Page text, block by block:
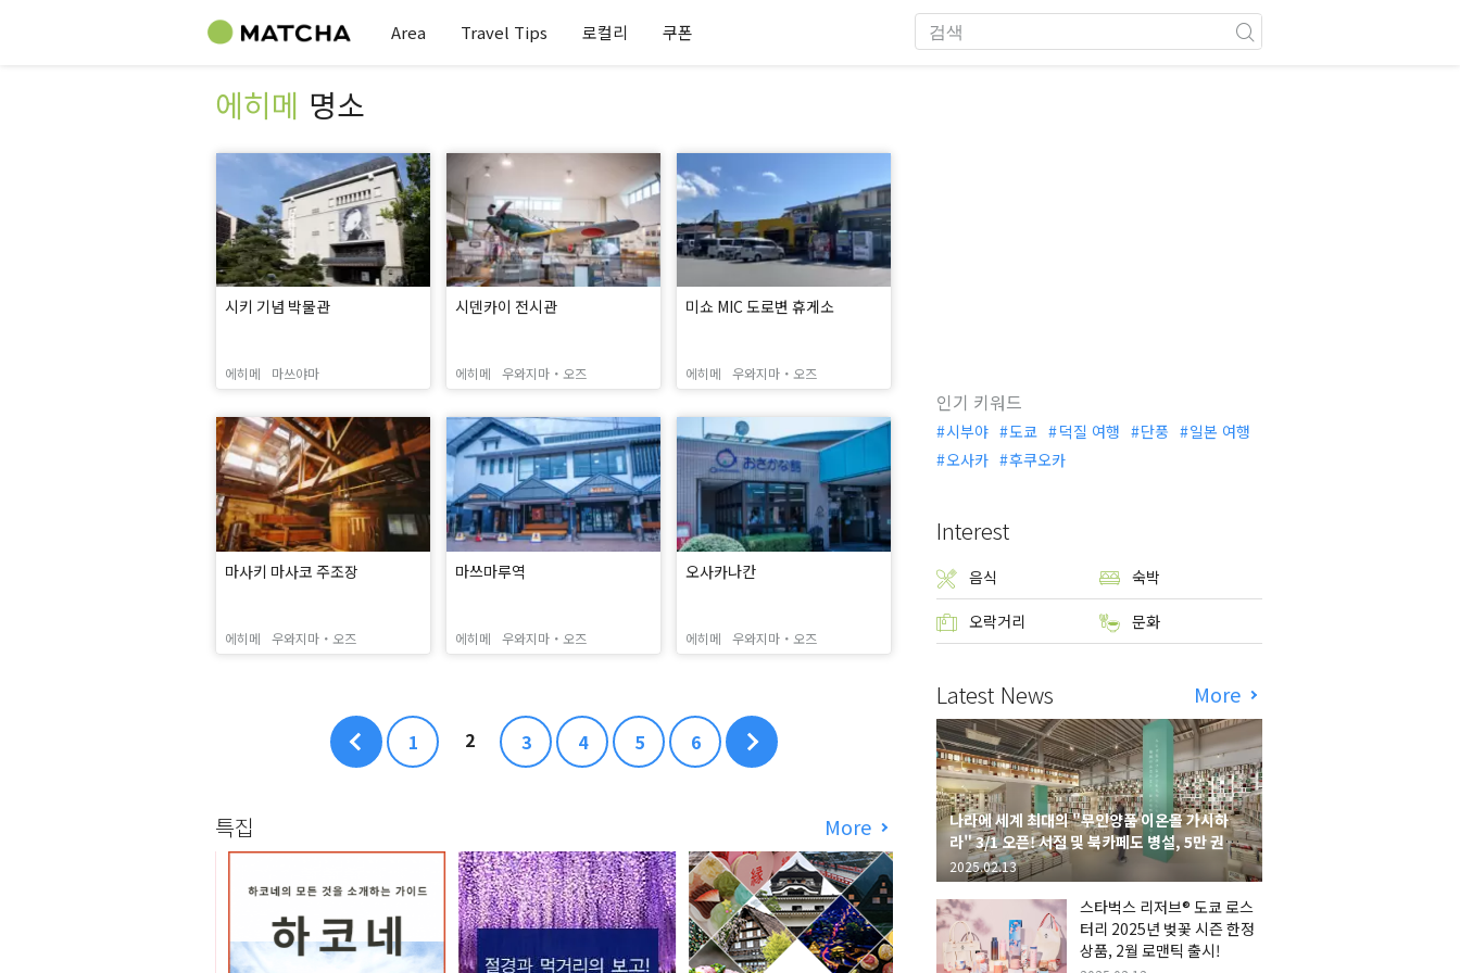
Area Travel Tips 로컬리 쿠폰
에히메 명소
시키 기념 박물관
에히메 마쓰야마
시덴카이 전시관
에히메 우와지마・오즈
미쇼 MIC 도로변 휴게소
에히메 우와지마・오즈
마사키 마사코 주조장
에히메 우와지마・오즈
마쓰마루역
에히메 우와지마・오즈
오사카나칸
에히메 우와지마・오즈
1 2 3 4 5 6
특집 More
인기 키워드
시부야 도쿄 덕질 여행 단풍
일본 여행
오사카
후쿠오카
Interest
음식 숙박
오락거리 문화
Latest News More
나라에 세계 최대의 "무인양품 이온몰 가시하
라" 3/1 오픈! 서점 및 북카페도 병설, 5만 권의
"가시하라 서점"도 출점
2025.02.13
스타벅스 리저브® 도쿄 로스
터리 2025년 벚꽃 시즌 한정
상품, 2월 로맨틱 출시!